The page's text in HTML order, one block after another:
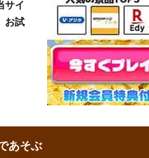
サイ
お試
あそぶ